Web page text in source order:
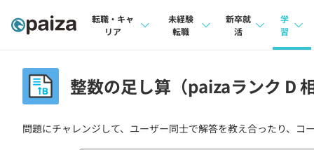
転職・キャ
リア
転職成功ガイド
未経験
転職
インタビュー
転職成功ガイド
新卒就
活
本選考
学
習
問題集
4択
整数の足し算（paizaランク D
問題にチャレンジして、ユーザー同士で解答を教え合ったり、コ